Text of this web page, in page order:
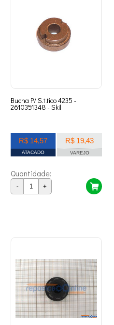
Bucha P/ S.t.tico 4235 -
2610351348 - Skil
R$ 14,57
ATACADO
R$ 19,43
VAREJO
Quantidade:
- +